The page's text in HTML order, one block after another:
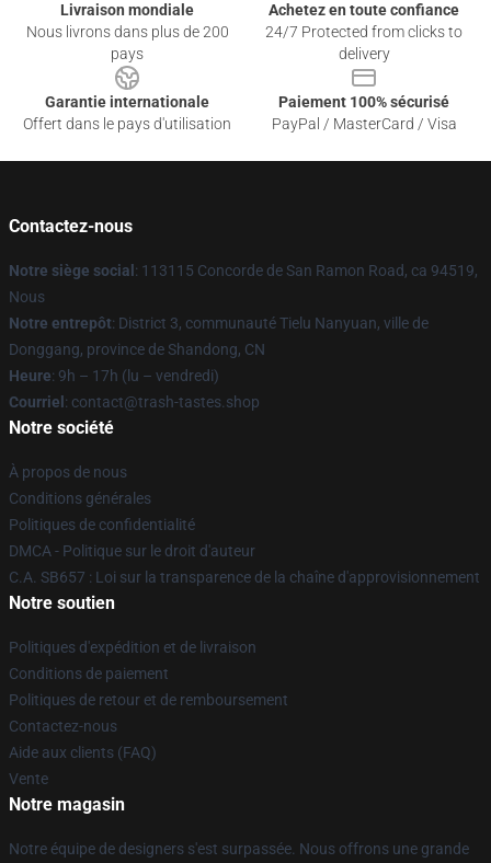
Livraison mondiale
Nous livrons dans plus de 200
pays
Achetez en toute confiance
24/7 Protected from clicks to
delivery
Garantie internationale
Offert dans le pays d'utilisation
Paiement 100% sécurisé
PayPal / MasterCard / Visa
Contactez-nous
Notre siège social : 113115 Concorde de San Ramon Road, ca 94519,
Nous
Notre entrepôt: District 3, communauté Tielu Nanyuan, ville de
Donggang, province de Shandong, CN
Heure: 9h – 17h (lu – vendredi)
Courriel : contact@trash-tastes.shop
Notre société
À propos de nous
Conditions générales
Politiques de confidentialité
DMCA - Politique sur le droit d'auteur
C.A. SB657 : Loi sur la transparence de la chaîne d'approvisionnement
Notre soutien
Politiques d'expédition et de livraison
Conditions de paiement
Politiques de retour et de remboursement
Contactez-nous
Aide aux clients (FAQ)
Vente
Notre magasin
Notre équipe de designers s'est surpassée. Nous offrons une grande